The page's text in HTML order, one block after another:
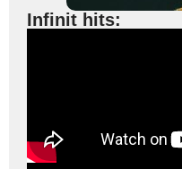
Infinit hits: